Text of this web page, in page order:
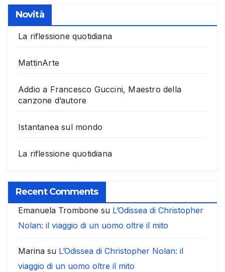
Novità
La riflessione quotidiana
MattinArte
Addio a Francesco Guccini, Maestro della
canzone d’autore
Istantanea sul mondo
La riflessione quotidiana
Recent Comments
Emanuela Trombone su L’Odissea di Christopher
Nolan: il viaggio di un uomo oltre il mito
Marina su L’Odissea di Christopher Nolan: il
viaggio di un uomo oltre il mito